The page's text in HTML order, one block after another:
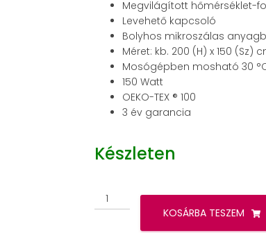
Megvilágított hőmérséklet-
Levehető kapcsoló
Bolyhos mikroszálas
Méret: kb. 200 (H) x 150 (Sz)
Mosógépben mosható 30
150 Watt
OEKO-TEX ® 100
3 év garancia
Készleten
Beurer
HD
KOSÁRBA TESZEM